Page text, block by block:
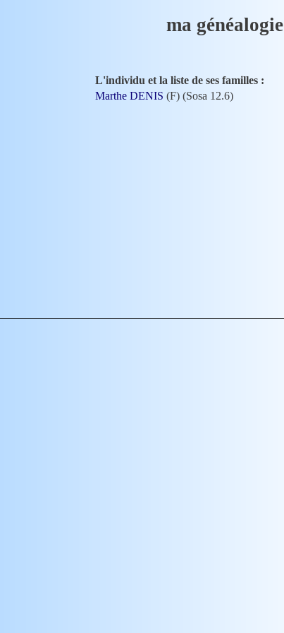
ma généalogie
L'individu et la liste de ses familles :
Marthe DENIS (F) (Sosa 12.6)